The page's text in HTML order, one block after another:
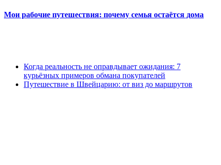
Мои рабочие путешествия: почему семья остаётся дома
Когда реальность не оправдывает ожидания: 7
курьёзных примеров обмана покупателей
Путешествие в Швейцарию: от виз до маршрутов